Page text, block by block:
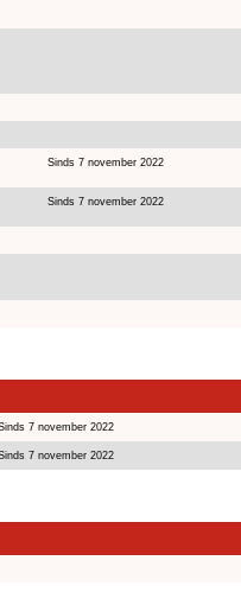
Sinds 7 november 2022
Sinds 7 november 2022
7 november 2022
7 november 2022